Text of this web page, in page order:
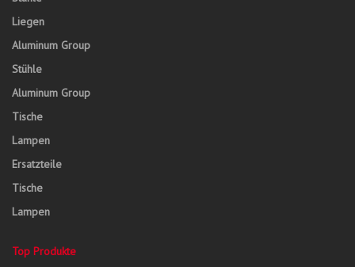
Liegen
Aluminum Group
Stühle
Aluminum Group
Tische
Lampen
Ersatzteile
Tische
Lampen
Top Produkte